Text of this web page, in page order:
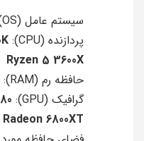
سیستم عامل (OS):
پردازنده (CPU):
Ryzen 5 3600X
حافظه رم (RAM):
گرافیک (GPU):
6800XT